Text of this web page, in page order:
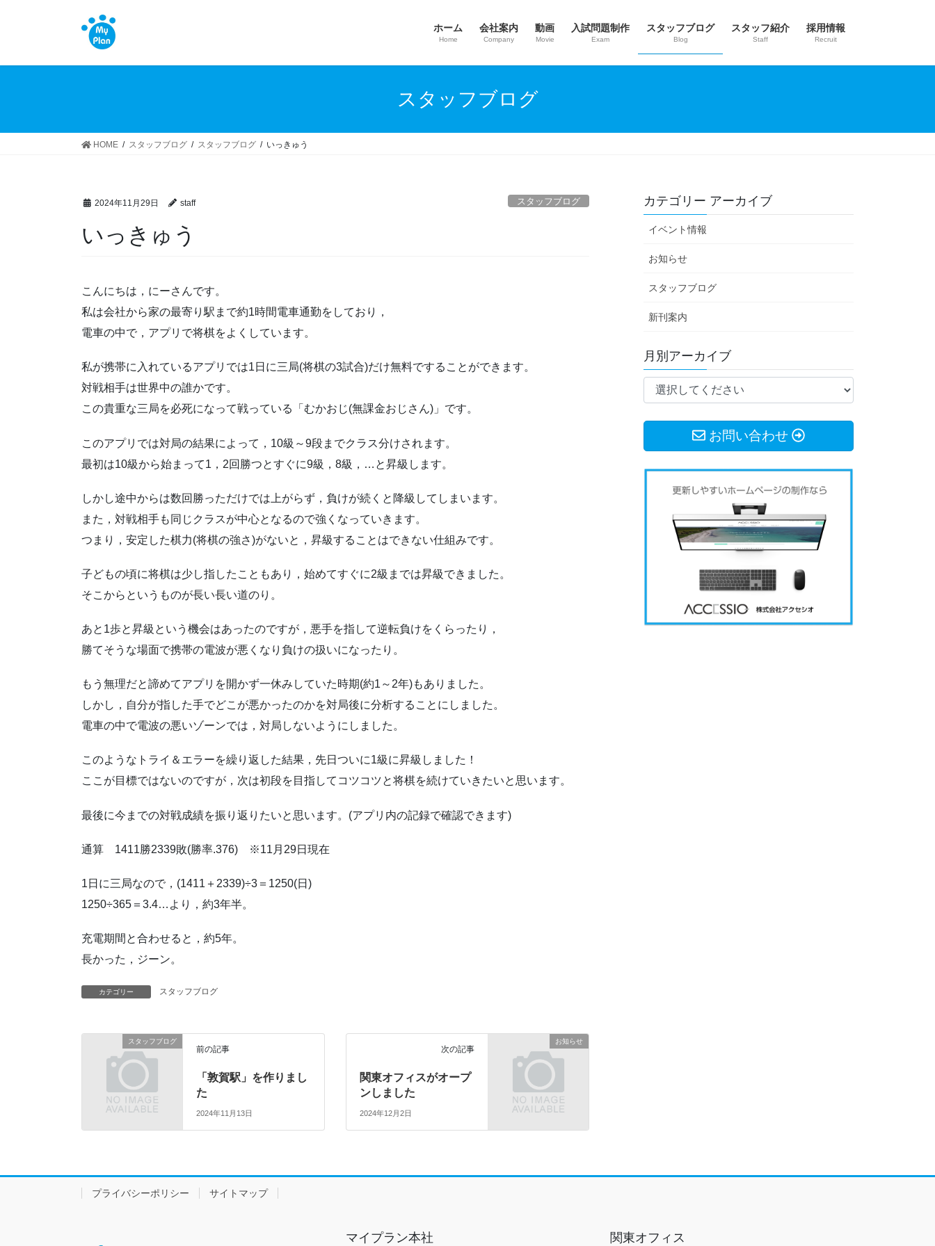
ホーム
Home
会社案内
Company
動画
Movie
入試問題制作
Exam
スタッフブログ
Blog
スタッフ紹介
Staff
採用情報
Recruit
スタッフブログ
HOME スタッフブログ スタッフブログ いっきゅう
2024年11月29日 staff スタッフブログ
いっきゅう
こんにちは，にーさんです。
私は会社から家の最寄り駅まで約1時間電車通勤をしており，
電車の中で，アプリで将棋をよくしています。
私が携帯に入れているアプリでは1日に三局(将棋の3試合)だけ無料ですることができます。
対戦相手は世界中の誰かです。
この貴重な三局を必死になって戦っている「むかおじ(無課金おじさん)」です。
このアプリでは対局の結果によって，10級～9段までクラス分けされます。
最初は10級から始まって1，2回勝つとすぐに9級，8級，…と昇級します。
しかし途中からは数回勝っただけでは上がらず，負けが続くと降級してしまいます。
また，対戦相手も同じクラスが中心となるので強くなっていきます。
つまり，安定した棋力(将棋の強さ)がないと，昇級することはできない仕組みです。
子どもの頃に将棋は少し指したこともあり，始めてすぐに2級までは昇級できました。
そこからというものが長い長い道のり。
あと1歩と昇級という機会はあったのですが，悪手を指して逆転負けをくらったり，
勝てそうな場面で携帯の電波が悪くなり負けの扱いになったり。
もう無理だと諦めてアプリを開かず一休みしていた時期(約1～2年)もありました。
しかし，自分が指した手でどこが悪かったのかを対局後に分析することにしました。
電車の中で電波の悪いゾーンでは，対局しないようにしました。
このようなトライ＆エラーを繰り返した結果，先日ついに1級に昇級しました！
ここが目標ではないのですが，次は初段を目指してコツコツと将棋を続けていきたいと思います。
最後に今までの対戦成績を振り返りたいと思います。(アプリ内の記録で確認できます)
通算 1411勝2339敗(勝率.376) ※11月29日現在
1日に三局なので，(1411＋2339)÷3＝1250(日)
1250÷365＝3.4…より，約3年半。
充電期間と合わせると，約5年。
長かった，ジーン。
カテゴリー スタッフブログ
スタッフブログ
前の記事
「敦賀駅」を作りまし
た
2024年11月13日
お知らせ
次の記事
関東オフィスがオープ
ンしました
2024年12月2日
カテゴリー アーカイブ
イベント情報
お知らせ
スタッフブログ
新刊案内
月別アーカイブ
お問い合わせ
プライバシーポリシー サイトマップ
マイプラン本社 関東オフィス